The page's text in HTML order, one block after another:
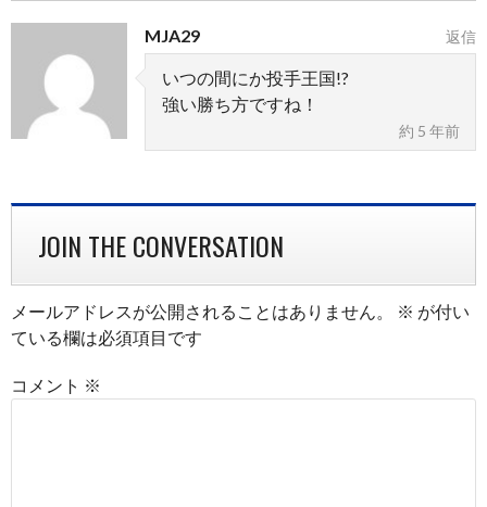
MJA29
約 5 年前
いつの間にか投手王国!?
強い勝ち方ですね！
返信
JOIN THE CONVERSATION
メールアドレスが公開されることはありません。 ※ が付い
ている欄は必須項目です
コメント ※